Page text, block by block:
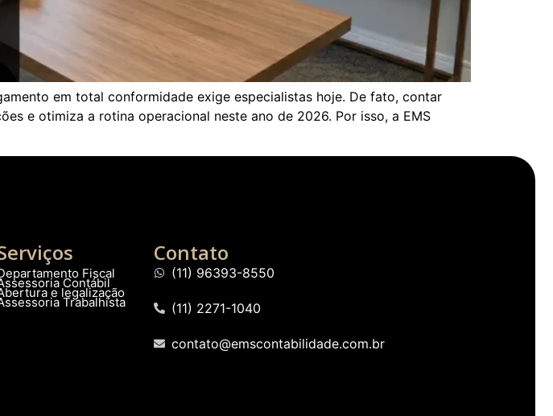
em total conformidade exige especialistas hoje. De fato, contar
e otimiza a rotina operacional neste ano de 2026. Por isso, a EMS
Fiscal
Contábil
e legalização
Trabalhista
Contato
(11) 96393-8550
(11) 2271-1040
contato@emscontabilidade.com.br